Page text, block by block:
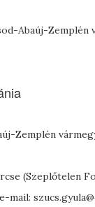
Abaúj-Zemplén
Zemplén
(Szeplőtelen
mail: